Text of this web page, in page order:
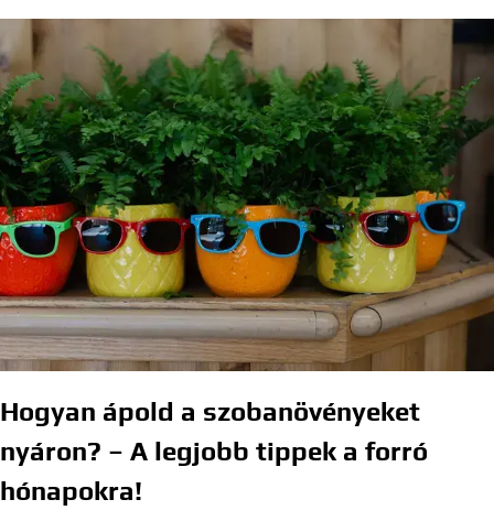
Hogyan ápold a szobanövényeket
nyáron? – A legjobb tippek a forró
hónapokra!